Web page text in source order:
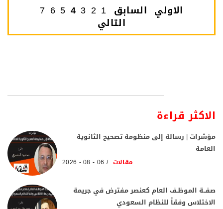
الاولي السابق 1
2
3
4
5
6
7
التالي
الاكثر قراءة
مؤشرات | رسالة إلى منظومة تصحيح الثانوية
العامة
مقالات 06 - 08 - 2026
صفــة الموظـف العام كعنصر مفترض في جريمة
الاختلاس وفقاً للنظام السعودي